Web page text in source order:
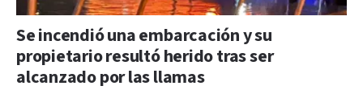
Se incendió una embarcación y su
propietario resultó herido tras ser
alcanzado por las llamas